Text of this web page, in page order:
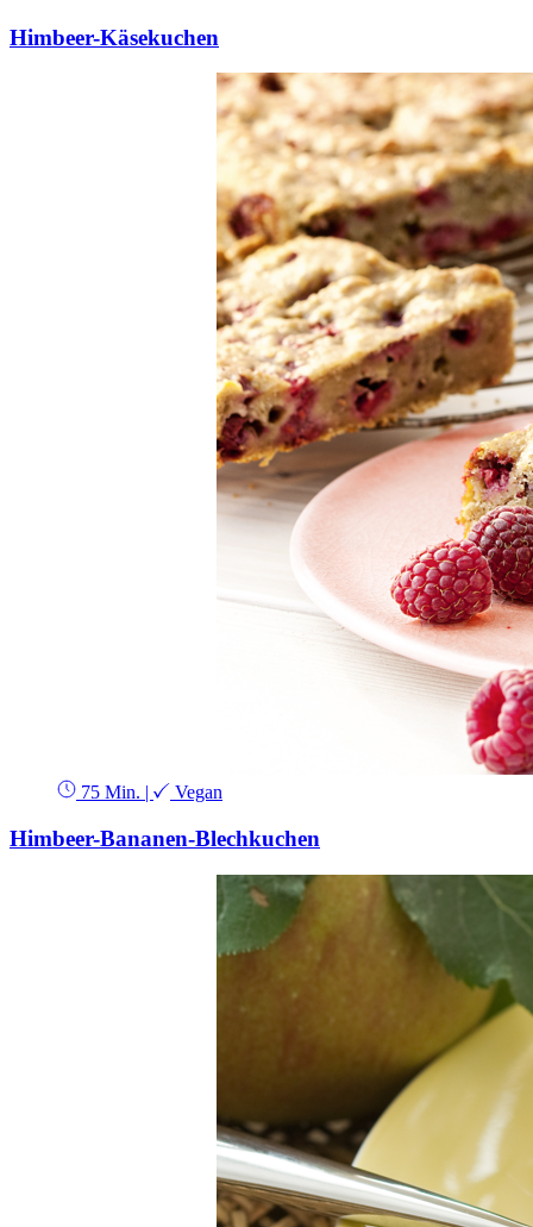
Himbeer-Käsekuchen
75 Min. | Vegan
Himbeer-Bananen-Blechkuchen